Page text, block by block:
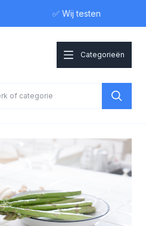
✅ Wij testen
Categorieën